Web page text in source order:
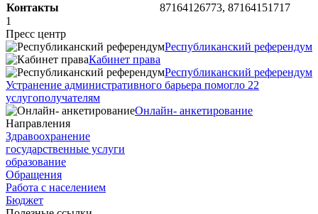
Контакты
87164126773, 87164151717
1
Пресс центр
Республиканский референдум
Кабинет права
Республиканский референдум
Устранение административного барьера помогло 22
услугополучателям
Онлайн- анкетирование
Направления
Здравоохранение
государственные услуги
образование
Обращения
Работа с населением
Бюджет